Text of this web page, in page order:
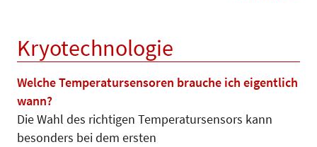
Kryotechnologie
Welche Temperatursensoren brauche ich eigentlich
wann?
Die Wahl des richtigen Temperatursensors kann
besonders bei dem ersten